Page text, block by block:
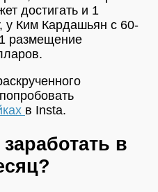
достигать и 1
у Ким Кардашьян с 60-
размещение
в Insta.
в